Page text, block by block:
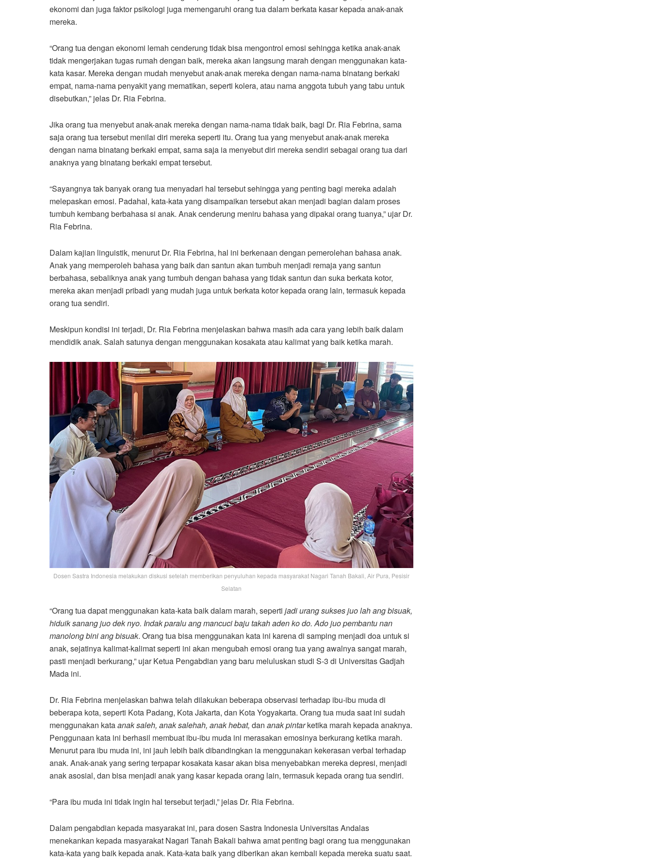
ekonomi dan juga faktor psikologi juga memengaruhi orang tua dalam berkata kasar kepada anak-anak
mereka.
“Orang tua dengan ekonomi lemah cenderung tidak bisa mengontrol emosi sehingga ketika anak-anak
tidak mengerjakan tugas rumah dengan baik, mereka akan langsung marah dengan menggunakan kata-
kata kasar. Mereka dengan mudah menyebut anak-anak mereka dengan nama-nama binatang berkaki
empat, nama-nama penyakit yang mematikan, seperti kolera, atau nama anggota tubuh yang tabu untuk
disebutkan,” jelas Dr. Ria Febrina.
Jika orang tua menyebut anak-anak mereka dengan nama-nama tidak baik, bagi Dr. Ria Febrina, sama
saja orang tua tersebut menilai diri mereka seperti itu. Orang tua yang menyebut anak-anak mereka
dengan nama binatang berkaki empat, sama saja ia menyebut diri mereka sendiri sebagai orang tua dari
anaknya yang binatang berkaki empat tersebut.
“Sayangnya tak banyak orang tua menyadari hal tersebut sehingga yang penting bagi mereka adalah
melepaskan emosi. Padahal, kata-kata yang disampaikan tersebut akan menjadi bagian dalam proses
tumbuh kembang berbahasa si anak. Anak cenderung meniru bahasa yang dipakai orang tuanya,” ujar Dr.
Ria Febrina.
Dalam kajian linguistik, menurut Dr. Ria Febrina, hal ini berkenaan dengan pemerolehan bahasa anak.
Anak yang memperoleh bahasa yang baik dan santun akan tumbuh menjadi remaja yang santun
berbahasa, sebaliknya anak yang tumbuh dengan bahasa yang tidak santun dan suka berkata kotor,
mereka akan menjadi pribadi yang mudah juga untuk berkata kotor kepada orang lain, termasuk kepada
orang tua sendiri.
Meskipun kondisi ini terjadi, Dr. Ria Febrina menjelaskan bahwa masih ada cara yang lebih baik dalam
mendidik anak. Salah satunya dengan menggunakan kosakata atau kalimat yang baik ketika marah.
Dosen Sastra Indonesia melakukan diskusi setelah memberikan penyuluhan kepada masyarakat Nagari Tanah Bakali, Air Pura, Pesisir
Selatan
“Orang tua dapat menggunakan kata-kata baik dalam marah, seperti jadi urang sukses juo lah ang bisuak,
hiduik sanang juo dek nyo. Indak paralu ang mancuci baju takah aden ko do. Ado juo pembantu nan
manolong bini ang bisuak. Orang tua bisa menggunakan kata ini karena di samping menjadi doa untuk si
anak, sejatinya kalimat-kalimat seperti ini akan mengubah emosi orang tua yang awalnya sangat marah,
pasti menjadi berkurang,” ujar Ketua Pengabdian yang baru meluluskan studi S-3 di Universitas Gadjah
Mada ini.
Dr. Ria Febrina menjelaskan bahwa telah dilakukan beberapa observasi terhadap ibu-ibu muda di
beberapa kota, seperti Kota Padang, Kota Jakarta, dan Kota Yogyakarta. Orang tua muda saat ini sudah
menggunakan kataanak saleh, anak salehah, anak hebat, dan anak pintarketika marah kepada anaknya.
Penggunaan kata ini berhasil membuat ibu-ibu muda ini merasakan emosinya berkurang ketika marah.
Menurut para ibu muda ini, ini jauh lebih baik dibandingkan ia menggunakan kekerasan verbal terhadap
anak. Anak-anak yang sering terpapar kosakata kasar akan bisa menyebabkan mereka depresi, menjadi
anak asosial, dan bisa menjadi anak yang kasar kepada orang lain, termasuk kepada orang tua sendiri.
“Para ibu muda ini tidak ingin hal tersebut terjadi,” jelas Dr. Ria Febrina.
Dalam pengabdian kepada masyarakat ini, para dosen Sastra Indonesia Universitas Andalas
menekankan kepada masyarakat Nagari Tanah Bakali bahwa amat penting bagi orang tua menggunakan
kata-kata yang baik kepada anak. Kata-kata baik yang diberikan akan kembali kepada mereka suatu saat.